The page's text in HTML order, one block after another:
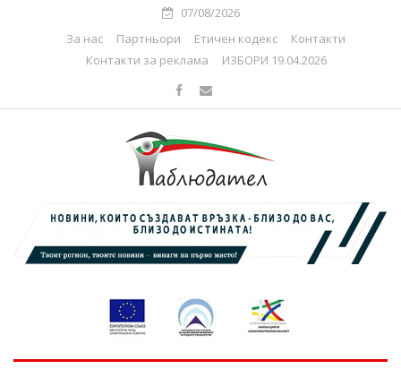
07/08/2026
За нас
Партньори Етичен кодекс
Контакти
Контакти за реклама
ИЗБОРИ 19.04.2026